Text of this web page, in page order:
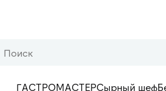
ГАСТРОМАСТЕРСырный шеф